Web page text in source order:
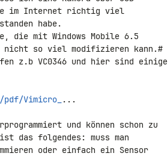
im Internet richtig viel
habe.
die mit Windows Mobile 6.5
nicht so viel modifizieren kann.#
z.b VC0346 und hier sind einige
Vimicro_ ...
das folgendes: muss man
oder einfach ein Sensor